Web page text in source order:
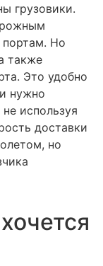
грузовики.
Но
также
Это удобно
нужно
используя
доставки
но